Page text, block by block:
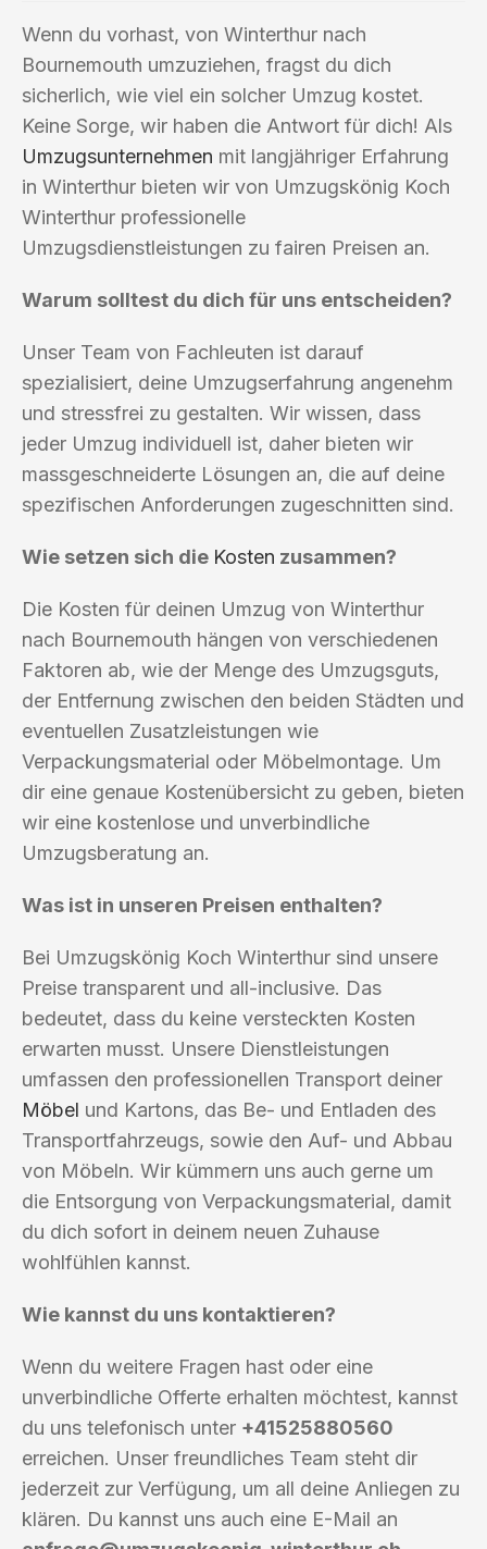
Wenn du vorhast, von Winterthur nach
Bournemouth umzuziehen, fragst du dich
sicherlich, wie viel ein solcher Umzug kostet.
Keine Sorge, wir haben die Antwort für dich! Als
Umzugsunternehmen mit langjähriger Erfahrung
in Winterthur bieten wir von Umzugskönig Koch
Winterthur professionelle
Umzugsdienstleistungen zu fairen Preisen an.
Warum solltest du dich für uns entscheiden?
Unser Team von Fachleuten ist darauf
spezialisiert, deine Umzugserfahrung angenehm
und stressfrei zu gestalten. Wir wissen, dass
jeder Umzug individuell ist, daher bieten wir
massgeschneiderte Lösungen an, die auf deine
spezifischen Anforderungen zugeschnitten sind.
Wie setzen sich die Kosten zusammen?
Die Kosten für deinen Umzug von Winterthur
nach Bournemouth hängen von verschiedenen
Faktoren ab, wie der Menge des Umzugsguts,
der Entfernung zwischen den beiden Städten und
eventuellen Zusatzleistungen wie
Verpackungsmaterial oder Möbelmontage. Um
dir eine genaue Kostenübersicht zu geben, bieten
wir eine kostenlose und unverbindliche
Umzugsberatung an.
Was ist in unseren Preisen enthalten?
Bei Umzugskönig Koch Winterthur sind unsere
Preise transparent und all-inclusive. Das
bedeutet, dass du keine versteckten Kosten
erwarten musst. Unsere Dienstleistungen
umfassen den professionellen Transport deiner
Möbel und Kartons, das Be- und Entladen des
Transportfahrzeugs, sowie den Auf- und Abbau
von Möbeln. Wir kümmern uns auch gerne um
die Entsorgung von Verpackungsmaterial, damit
du dich sofort in deinem neuen Zuhause
wohlfühlen kannst.
Wie kannst du uns kontaktieren?
Wenn du weitere Fragen hast oder eine
unverbindliche Offerte erhalten möchtest, kannst
du uns telefonisch unter +41525880560
erreichen. Unser freundliches Team steht dir
jederzeit zur Verfügung, um all deine Anliegen zu
klären. Du kannst uns auch eine E-Mail an